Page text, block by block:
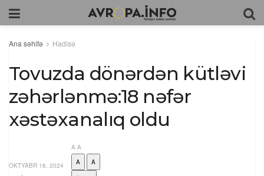
Ana səhifə Hadisə
Tovuzda dönərdən kütləvi
zəhərlənmə:18 nəfər
xəstəxanalıq oldu
OKTYABR 16, 2024
A A
A
A